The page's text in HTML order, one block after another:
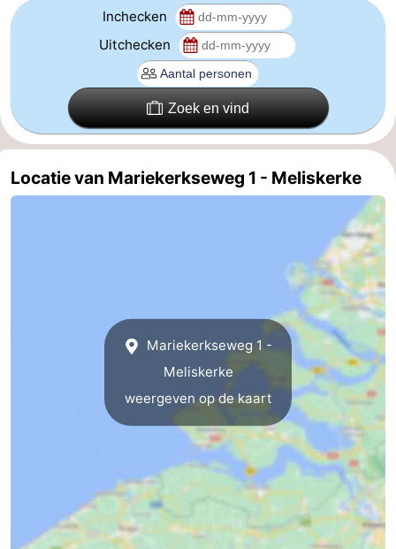
Haamstede
Natuur
Schouwen
Walcheren
Natuur
-
Natuur
-
Nieuwvliet
Inchecken
Uitchecken
Zoek en vind
Locatie van Mariekerkseweg 1 - Meliskerke
Mariekerkseweg 1 -
Meliskerke
weergeven op de kaart